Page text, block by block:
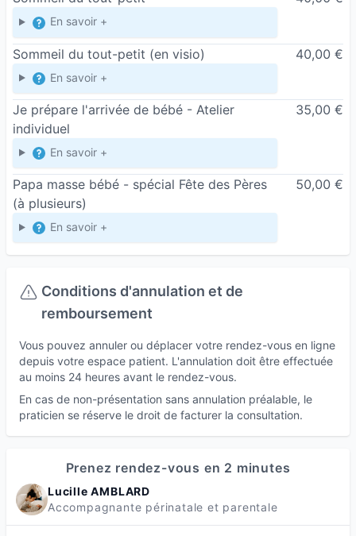
En savoir +
Sommeil du tout-petit (en visio)
En savoir +
40,00 €
Je prépare l'arrivée de bébé - Atelier
individuel
En savoir +
35,00 €
Papa masse bébé - spécial Fête des Pères
(à plusieurs)
En savoir +
50,00 €
Conditions d'annulation et de
remboursement
Vous pouvez annuler ou déplacer votre rendez-vous en ligne
depuis votre espace patient. L'annulation doit être effectuée
au moins 24 heures avant le rendez-vous.
En cas de non-présentation sans annulation préalable, le
praticien se réserve le droit de facturer la consultation.
Prenez rendez-vous en 2 minutes
Lucille AMBLARD
Accompagnante périnatale et parentale